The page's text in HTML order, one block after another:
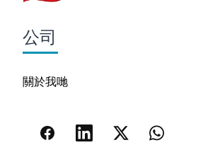
公司
關於我哋